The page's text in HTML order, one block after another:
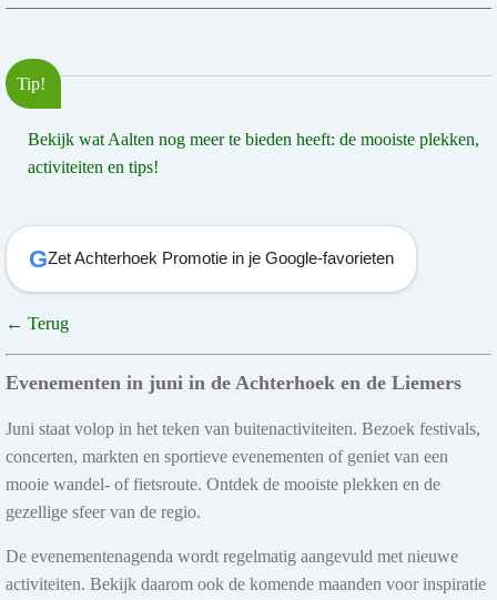
Tip!
Bekijk wat Aalten nog meer te bieden heeft: de mooiste plekken,
activiteiten en tips!
GZet Achterhoek Promotie in je Google-favorieten
← Terug
Evenementen in juni in de Achterhoek en de Liemers
Juni staat volop in het teken van buitenactiviteiten. Bezoek festivals,
concerten, markten en sportieve evenementen of geniet van een
mooie wandel- of fietsroute. Ontdek de mooiste plekken en de
gezellige sfeer van de regio.
De evenementenagenda wordt regelmatig aangevuld met nieuwe
activiteiten. Bekijk daarom ook de komende maanden voor inspiratie